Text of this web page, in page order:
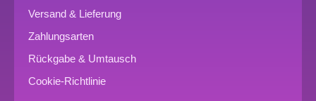
Versand & Lieferung
Zahlungsarten
Rückgabe & Umtausch
Cookie-Richtlinie